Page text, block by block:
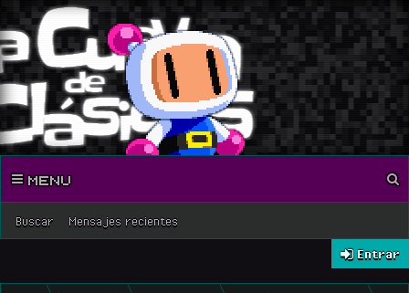
Buscar Mensajes recientes
MENU
Entrar